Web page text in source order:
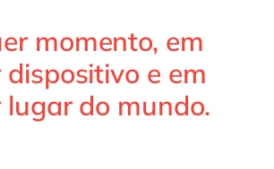
momento, em
e em
do mundo.